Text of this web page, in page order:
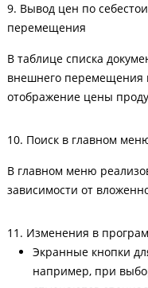
9. Вывод цен по
перемещения
В таблице списка
внешнего перемещения
отображение цены
10. Поиск в главном
В главном меню
зависимости от
11. Изменения в
Экранные кнопки
например, при